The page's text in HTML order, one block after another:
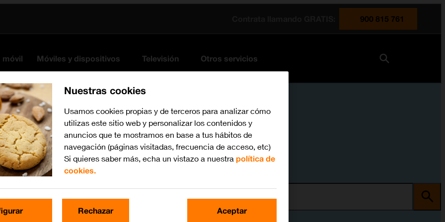
900 815 761
móvil Móviles y dispositivos Televisión Otros servicios
Nuestras cookies
Usamos cookies propias y de terceros para analizar cómo
utilizas este sitio web y personalizar los contenidos y
anuncios que te mostramos en base a tus hábitos de
navegación (páginas visitadas, frecuencia de acceso, etc)
Si quieres saber más, echa un vistazo a nuestra política de
cookies.
Rechazar Aceptar